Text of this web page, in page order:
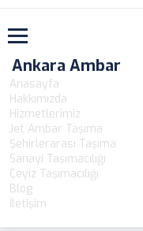
Toggle navigation
Ankara Ambar
Anasayfa
Hakkımızda
Hizmetlerimiz
Jet Ambar Taşıma
Şehirlerarası Taşıma
Sanayi Taşımacılığı
Çeyiz Taşımacılığı
Blog
İletişim